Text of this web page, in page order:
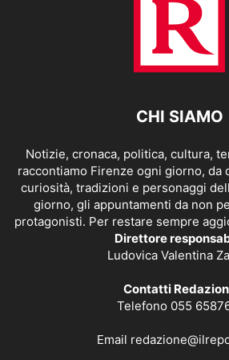
CHI SIAMO
Notizie, cronaca, politica, cultura,
raccontiamo Firenze ogni giorno, da
curiosità, tradizioni e personaggi
giorno, gli appuntamenti da non
protagonisti. Per restare sempre
Direttore
Ludovica Valentina
Contatti
Telefono 055
Email